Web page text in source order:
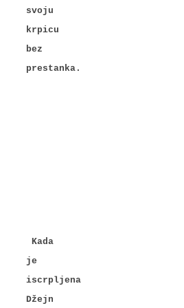
svoju
krpicu
bez
prestanka.
Kada
je
iscrpljena
Džejn